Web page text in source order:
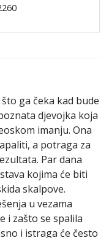
ga čeka kad bude
djevojka koja
imanju. Ona
a potraga za
Par dana
kojima će biti
skalpove.
u vezama
i zašto se spalila
i istraga će često